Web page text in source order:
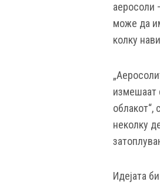
аеросоли
може да
колку
измешаат
неколку
Идејата